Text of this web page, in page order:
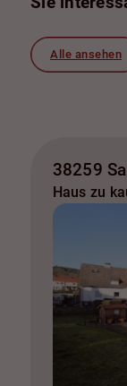
Alle ansehen
38259
Haus zu